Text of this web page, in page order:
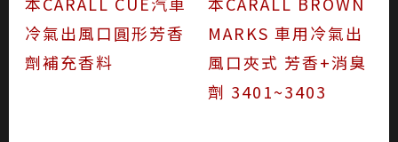
冷氣出風口圓形芳香
劑補充香料
MARKS 車用冷氣出
風口夾式 芳香+消臭
劑 3401~3403